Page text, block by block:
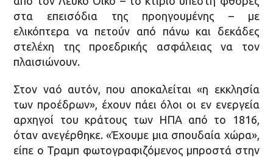
στα επεισόδια της προηγουμένης – με
ελικόπτερα να πετούν από πάνω και δεκάδες
στελέχη της προεδρικής ασφάλειας να τον
πλαισιώνουν.
Στον ναό αυτόν, που αποκαλείται «η εκκλησία
των προέδρων», έχουν πάει όλοι οι εν ενεργεία
αρχηγοί του κράτους των ΗΠΑ από το 1816,
όταν ανεγέρθηκε. «Έχουμε μια σπουδαία χώρα»,
είπε ο Τραμπ φωτογραφιζόμενος μπροστά στην